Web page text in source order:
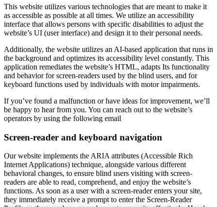
This website utilizes various technologies that are meant to make it
as accessible as possible at all times. We utilize an accessibility
interface that allows persons with specific disabilities to adjust the
website’s UI (user interface) and design it to their personal needs.
Additionally, the website utilizes an AI-based application that runs in
the background and optimizes its accessibility level constantly. This
application remediates the website’s HTML, adapts Its functionality
and behavior for screen-readers used by the blind users, and for
keyboard functions used by individuals with motor impairments.
If you’ve found a malfunction or have ideas for improvement, we’ll
be happy to hear from you. You can reach out to the website’s
operators by using the following email
Screen-reader and keyboard navigation
Our website implements the ARIA attributes (Accessible Rich
Internet Applications) technique, alongside various different
behavioral changes, to ensure blind users visiting with screen-
readers are able to read, comprehend, and enjoy the website’s
functions. As soon as a user with a screen-reader enters your site,
they immediately receive a prompt to enter the Screen-Reader